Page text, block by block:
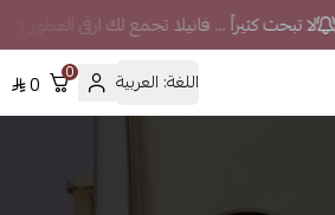
لا تبحث كثيراً ... فانيلا تجمع لك ارقى العطور
اللغة: العربية 0
0